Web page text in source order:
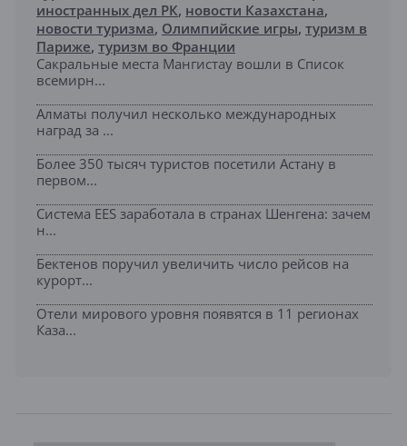
иностранных дел РК, новости Казахстана,
новости туризма, Олимпийские игры, туризм в
Париже, туризм во Франции
Сакральные места Мангистау вошли в Список
всемирн...
Алматы получил несколько международных
наград за ...
Более 350 тысяч туристов посетили Астану в
первом...
Система EES заработала в странах Шенгена: зачем
н...
Бектенов поручил увеличить число рейсов на
курорт...
Отели мирового уровня появятся в 11 регионах
Каза...